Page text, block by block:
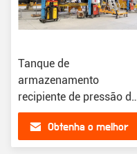
Tanque de
armazenamento
recipiente de pressão de
aço inoxidável 314 aço
inoxidável 316L carbono
R345 com ASME
Obtenha o melhor